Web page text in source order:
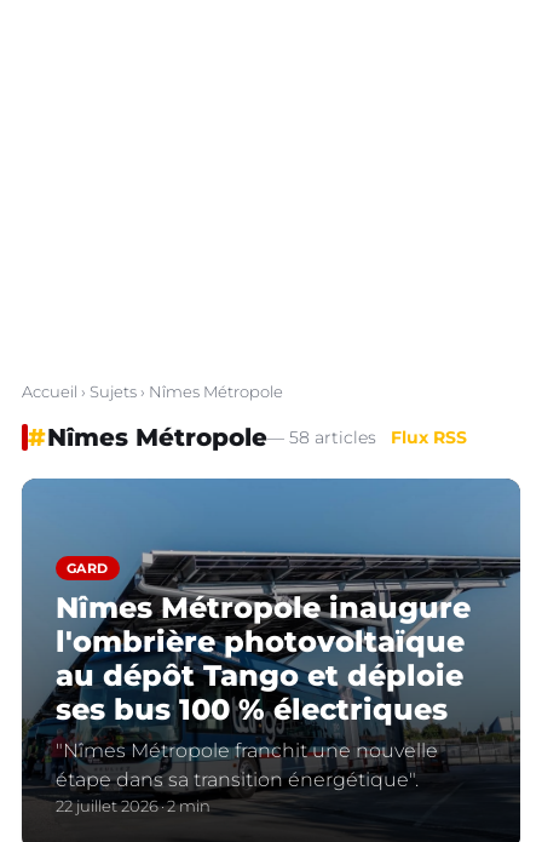
Accueil › Sujets› Nîmes Métropole
#Nîmes Métropole— 58 articles Flux RSS
GARD
Nîmes Métropole inaugure
l'ombrière photovoltaïque
au dépôt Tango et déploie
ses bus 100 % électriques
"Nîmes Métropole franchit une nouvelle
étape dans sa transition énergétique".
22 juillet 2026 2 min